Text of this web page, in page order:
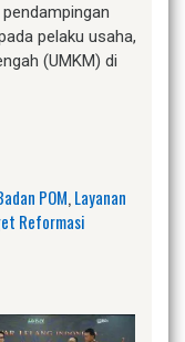
pelaku usaha,
(UMKM) di
POM,Layanan
Reformasi